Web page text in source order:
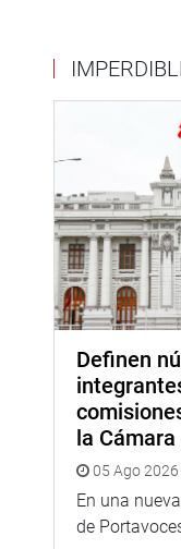
Definen
la
05 Ago 2026
En una
de